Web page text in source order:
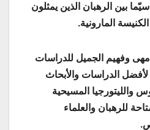
بين الرهبان الذين يمثلون
المارونية.
وفهيم الجميل للدراسات
لأفضل الدراسات والأبحاث
والليتورجيا المسيحية
للرهبان والعلماء